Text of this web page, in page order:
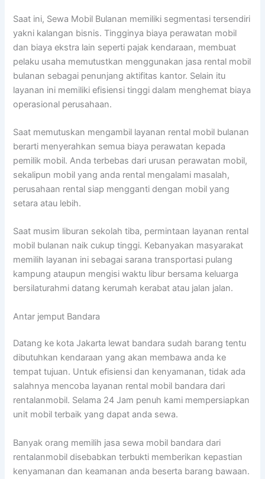
Saat ini, Sewa Mobil Bulanan memiliki segmentasi tersendiri
yakni kalangan bisnis. Tingginya biaya perawatan mobil
dan biaya ekstra lain seperti pajak kendaraan, membuat
pelaku usaha memutustkan menggunakan jasa rental mobil
bulanan sebagai penunjang aktifitas kantor. Selain itu
layanan ini memiliki efisiensi tinggi dalam menghemat biaya
operasional perusahaan.
Saat memutuskan mengambil layanan rental mobil bulanan
berarti menyerahkan semua biaya perawatan kepada
pemilik mobil. Anda terbebas dari urusan perawatan mobil,
sekalipun mobil yang anda rental mengalami masalah,
perusahaan rental siap mengganti dengan mobil yang
setara atau lebih.
Saat musim liburan sekolah tiba, permintaan layanan rental
mobil bulanan naik cukup tinggi. Kebanyakan masyarakat
memilih layanan ini sebagai sarana transportasi pulang
kampung ataupun mengisi waktu libur bersama keluarga
bersilaturahmi datang kerumah kerabat atau jalan jalan.
Antar jemput Bandara
Datang ke kota Jakarta lewat bandara sudah barang tentu
dibutuhkan kendaraan yang akan membawa anda ke
tempat tujuan. Untuk efisiensi dan kenyamanan, tidak ada
salahnya mencoba layanan rental mobil bandara dari
rentalanmobil. Selama 24 Jam penuh kami mempersiapkan
unit mobil terbaik yang dapat anda sewa.
Banyak orang memilih jasa sewa mobil bandara dari
rentalanmobil disebabkan terbukti memberikan kepastian
kenyamanan dan keamanan anda beserta barang bawaan.